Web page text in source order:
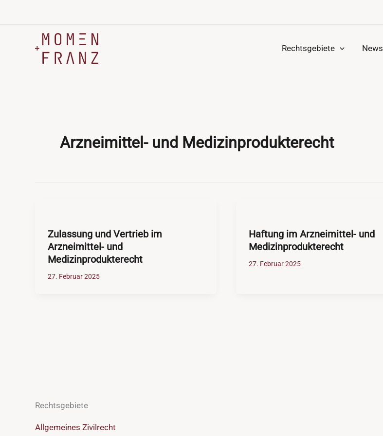
Rechtsgebiete News
Arzneimittel- und Medizinprodukterecht
Zulassung und Vertrieb im
Arzneimittel- und
Medizinprodukterecht
27. Februar 2025
Haftung im Arzneimittel- und
Medizinprodukterecht
27. Februar 2025
Rechtsgebiete
Allgemeines Zivilrecht